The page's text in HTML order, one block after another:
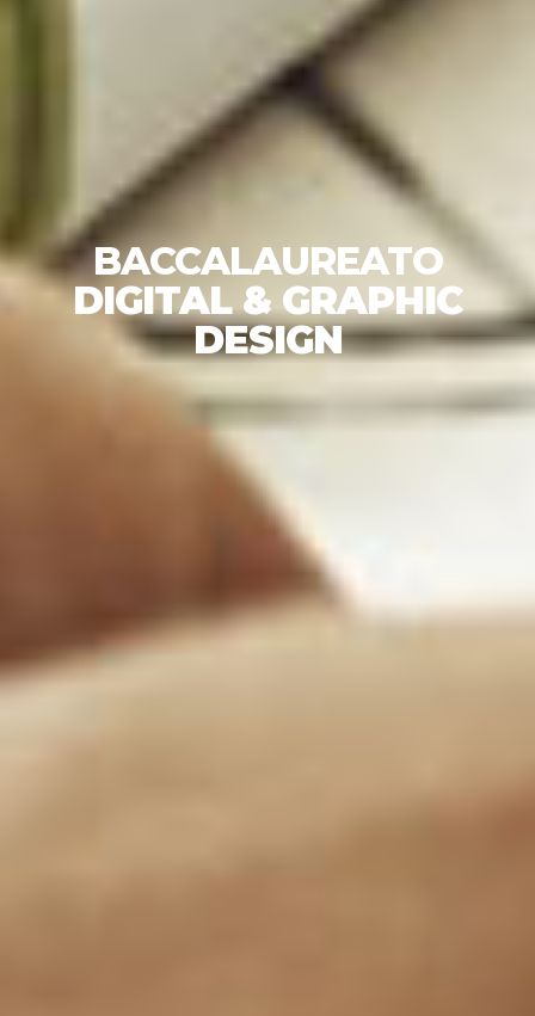
BACCALAUREATO
DIGITAL & GRAPHIC
DESIGN